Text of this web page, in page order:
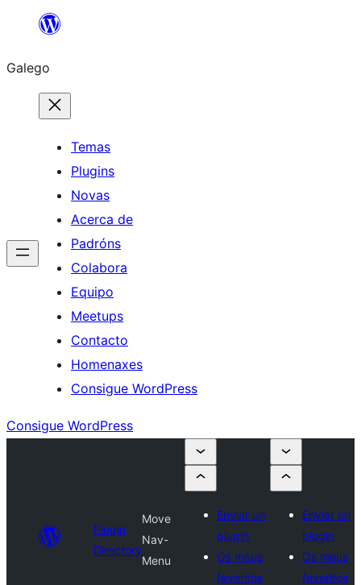
Saltar
contido
Galego
Temas
Plugins
Novas
Acerca de
Padróns
Colabora
Equipo
Meetups
Contacto
Homenaxes
Consigue WordPress
Consigue WordPress
Plugin
Directory
Move
Nav-
Menu
Enviar un
plugin
Os meus
favoritos
Enviar un
plugin
Os meus
favoritos